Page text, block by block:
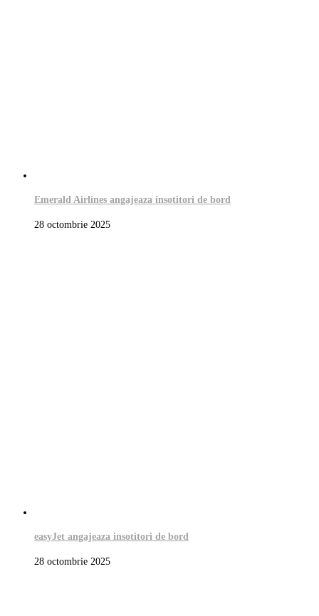
Emerald Airlines angajeaza insotitori de bord
28 octombrie 2025
easyJet angajeaza insotitori de bord
28 octombrie 2025